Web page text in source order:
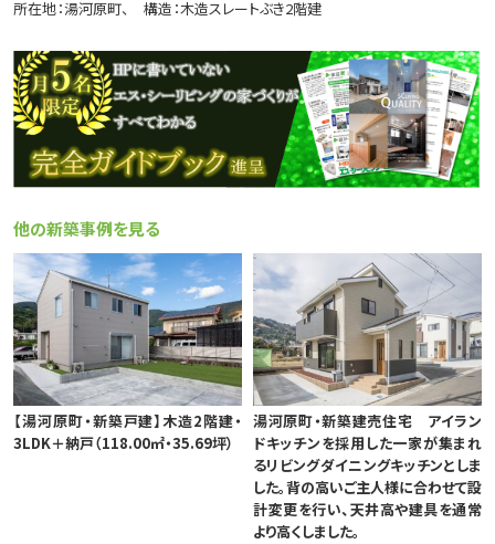
所在地：湯河原町 構造：木造スレートぶき2階建
他の新築事例を見る
【湯河原町・新築戸建】木造2階建・
3LDK＋納戸（118.00㎡・35.69坪）
湯河原町・新築建売住宅 アイラン
ドキッチンを採用した一家が集まれ
るリビングダイニングキッチンとしま
した。背の高いご主人様に合わせて設
計変更を行い、天井高や建具を通常
より高くしました。